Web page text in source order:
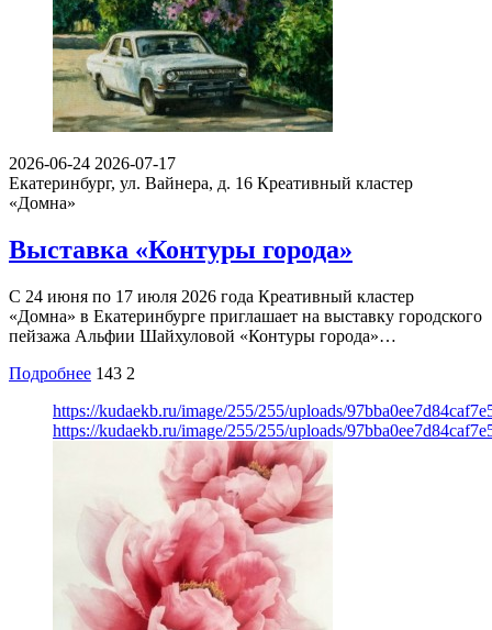
2026-06-24 2026-07-17
Екатеринбург, ул. Вайнера, д. 16 Креативный кластер
«Домна»
Выставка «Контуры города»
С 24 июня по 17 июля 2026 года Креативный кластер
«Домна» в Екатеринбурге приглашает на выставку городского
пейзажа Альфии Шайхуловой «Контуры города»…
Подробнее 143 2
https://kudaekb.ru/image/255/255/uploads/
https://kudaekb.ru/image/255/255/uploads/